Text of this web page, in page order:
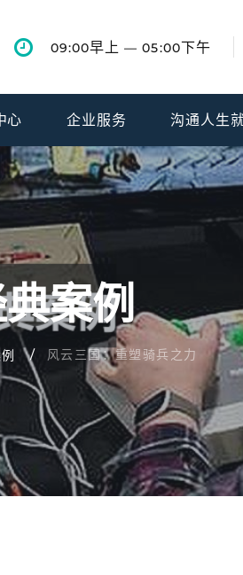
09:00早上 — 05:00下午
心 企业服务 沟通人生
案例
风云三国：重塑骑兵之力